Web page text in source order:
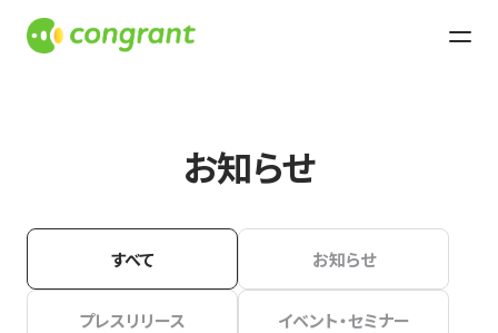
お知らせ
すべて お知らせ
プレスリリース イベント・セミナー